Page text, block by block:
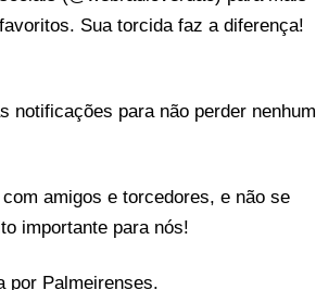
Sua torcida faz a diferença!
notificações para não perder nenhum
amigos e torcedores, e não se
importante para nós!
por Palmeirenses.